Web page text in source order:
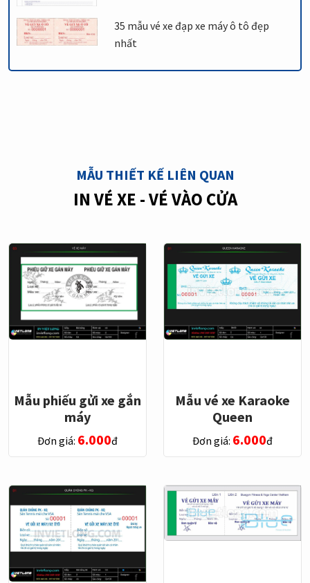
35 mẫu vé xe đạp xe máy ô tô đẹp
nhất
MẪU THIẾT KẾ LIÊN QUAN
IN VÉ XE - VÉ VÀO CỬA
Mẫu phiếu gửi xe gắn
máy
Đơn giá: 6.000đ
Mẫu vé xe Karaoke
Queen
Đơn giá: 6.000đ